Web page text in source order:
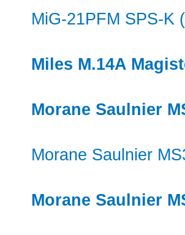
MiG-21PFM SPS-K
Miles M.14A
Morane Saulnier
Morane Saulnier
Morane Saulnier